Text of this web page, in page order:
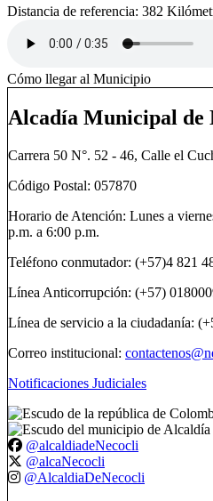
Distancia de referencia: 382
Cómo llegar al Municipio
Alcadía Municipal de
Carrera 50 N°. 52 - 46, Calle el
Código Postal: 057870
Horario de Atención: Lunes a
p.m. a 6:00 p.m.
Teléfono conmutador: (+57)4 821
Línea Anticorrupción: (+57)
Línea de servicio a la ciudadanía:
Correo institucional:
Notificaciones Judiciales
@alcaldiadeNecocli
@alcaNecocli
@AlcaldiaDeNecocli